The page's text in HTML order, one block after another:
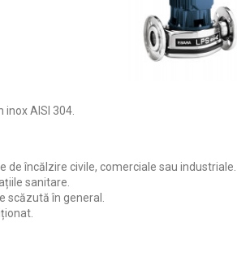
inox AISI 304.
de încălzire civile, comerciale sau industriale.
sanitare.
scăzută în general.